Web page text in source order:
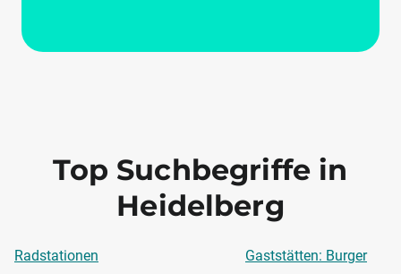
Top Suchbegriffe in
Heidelberg
Radstationen
Gaststätten: Burger